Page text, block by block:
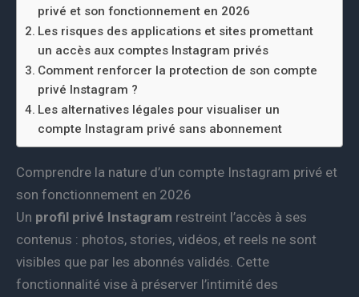
privé et son fonctionnement en 2026
Les risques des applications et sites promettant
un accès aux comptes Instagram privés
Comment renforcer la protection de son compte
privé Instagram ?
Les alternatives légales pour visualiser un
compte Instagram privé sans abonnement
Comprendre la nature d’un compte Instagram privé et
son fonctionnement en 2026
Un profil privé Instagram restreint l’accès à ses
contenus : photos, stories, vidéos, et reels ne sont
visibles que par les abonnés validés. Cette
fonctionnalité vise à préserver l’intimité des